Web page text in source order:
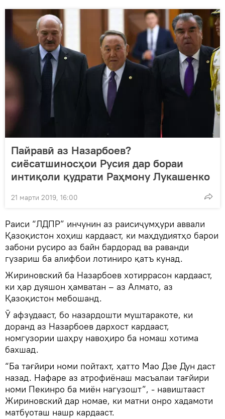
Пайравӣ аз Назарбоев?
сиёсатшиносҳои Русия дар бораи
интиқоли қудрати Раҳмону Лукашенко
21 марти 2019, 16:00
Раиси “ЛДПР” инчунин аз раисиҷумҳури аввали
Қазоқистон хоҳиш кардааст, ки маҳдудиятҳо барои
забони русиро аз байн бардорад ва раванди
гузариш ба алифбои лотиниро қатъ кунад.
Жириновский ба Назарбоев хотиррасон кардааст,
ки ҳар дуяшон ҳамватан – аз Алмато, аз
Қазоқистон мебошанд.
Ӯ афзудааст, бо назардошти муштаракоте, ки
доранд аз Назарбоев дархост кардааст,
номгузории шаҳру навоҳиро ба номаш хотима
бахшад.
“Ба тағйири номи пойтахт, ҳатто Мао Дзе Дун даст
назад. Нафаре аз атрофиёнаш масъалаи тағйири
номи Пекинро ба миён нагузошт”, - навиштааст
Жириновский дар номае, ки матни онро хадамоти
матбуоташ нашр кардааст.